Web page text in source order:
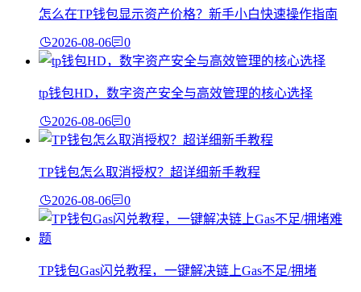
怎么在TP钱包显示资产价格？新手小白快速操作指南
2026-08-06 0
tp钱包HD，数字资产安全与高效管理的核心选择
2026-08-06 0
TP钱包怎么取消授权？超详细新手教程
2026-08-06 0
TP钱包Gas闪兑教程，一键解决链上Gas不足/拥堵